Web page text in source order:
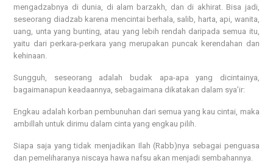
mengadzabnya di dunia, di alam barzakh, dan di akhirat. Bisa jadi,
seseorang diadzab karena mencintai berhala, salib, harta, api, wanita,
uang, unta yang bunting, atau yang lebih rendah daripada semua itu,
yaitu dari perkara-perkara yang merupakan puncak kerendahan dan
kehinaan.
Sungguh, seseorang adalah budak apa-apa yang dicintainya,
bagaimanapun keadaannya, sebagaimana dikatakan dalam sya’ir:
Engkau adalah korban pembunuhan dari semua yang kau cintai, maka
ambillah untuk dirimu dalam cinta yang engkau pilih.
Siapa saja yang tidak menjadikan Ilah (Rabb)nya sebagai penguasa
dan pemeliharanya niscaya hawa nafsu akan menjadi sembahannya.